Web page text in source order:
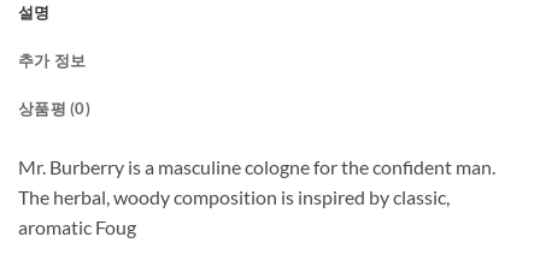
설명
추가 정보
상품평 (0)
Mr. Burberry is a masculine cologne for the confident man.
The herbal, woody composition is inspired by classic,
aromatic Foug